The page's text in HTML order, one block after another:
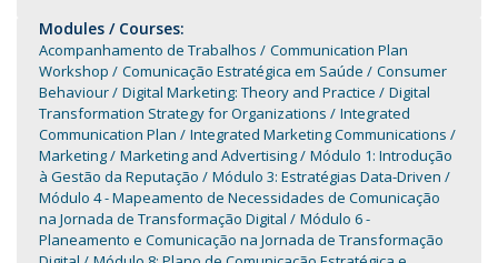
Modules / Courses:
Acompanhamento de Trabalhos
Communication Plan
Workshop
Comunicação Estratégica em Saúde
Consumer
Behaviour
Digital Marketing: Theory and Practice
Digital
Transformation Strategy for Organizations
Integrated
Communication Plan
Integrated Marketing Communications
Marketing
Marketing and Advertising
Módulo 1: Introdução
à Gestão da Reputação
Módulo 3: Estratégias Data-Driven
Módulo 4 - Mapeamento de Necessidades de Comunicação
na Jornada de Transformação Digital
Módulo 6 -
Planeamento e Comunicação na Jornada de Transformação